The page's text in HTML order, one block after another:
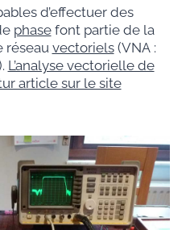
d’effectuer des
phasefont partie de la
réseau vectoriels(VNA :
L’analyse vectorielle de
article sur le site